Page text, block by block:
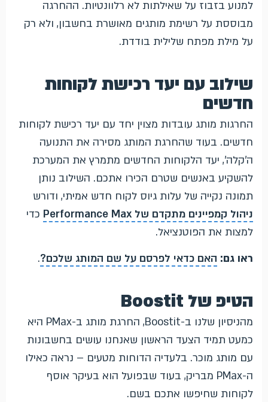
למנוע בזבוז על שאילתות לא רלוונטיות. ההחרגה
מבוססת על רשימת מותגים מאושרת בחשבון, ולא רק
על מילת מפתח שלילית בודדת.
שילוב עם יעד רכישת לקוחות
חדשים
החרגות מותג עובדות מצוין יחד עם יעד רכישת לקוחות
חדשים. בעוד שהחרגת המותג מסירה את התנועה
ה'קלה', יעד הלקוחות החדשים מתמרץ את המערכת
להשקיע באנשים שטרם הכירו אתכם. השילוב נותן
תמונה נקייה של עלות גיוס לקוח חדש אמיתי, ודורש
ניהול קמפיינים מתקדם של Performance Max
כדי
למצות את הפוטנציאל.
ראו גם: האם כדאי לפרסם על שם המותג שלכם?.
הטיפ של Boostit
מהניסיון שלנו ב-Boostit, החרגת מותג ב-PMax היא
כמעט תמיד הצעד הראשון שאנחנו עושים בחשבונות
עם מותג מוכר. בלעדיה הדוחות מטעים – נראה כאילו
ה-PMax מבריק, בעוד שבפועל הוא בעיקר אוסף
לקוחות שחיפשו אתכם בשם.